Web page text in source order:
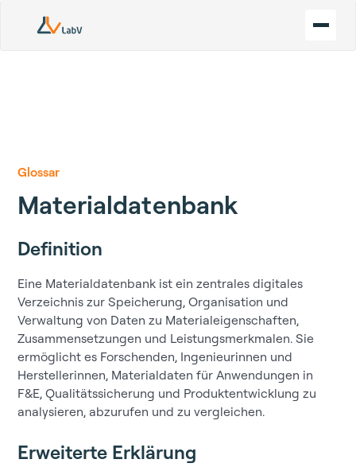
Glossar
Materialdatenbank
Definition
Eine Materialdatenbank ist ein zentrales digitales
Verzeichnis zur Speicherung, Organisation und
Verwaltung von Daten zu Materialeigenschaften,
Zusammensetzungen und Leistungsmerkmalen. Sie
ermöglicht es Forschenden, Ingenieurinnen und
Herstellerinnen, Materialdaten für Anwendungen in
F&E, Qualitätssicherung und Produktentwicklung zu
analysieren, abzurufen und zu vergleichen.
Erweiterte Erklärung